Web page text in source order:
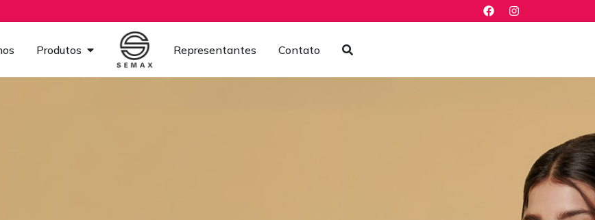
Produtos Representantes Contato